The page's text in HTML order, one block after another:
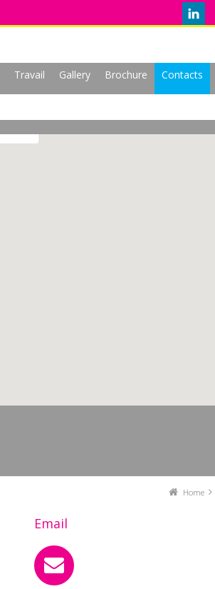
Travail Gallery Brochure Contacts
Home
Email